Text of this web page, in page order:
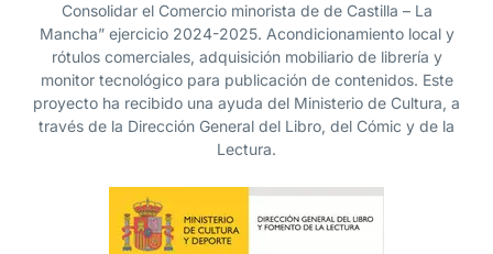
Consolidar el Comercio minorista de de Castilla – La
Mancha” ejercicio 2024-2025. Acondicionamiento local y
rótulos comerciales, adquisición mobiliario de librería y
monitor tecnológico para publicación de contenidos. Este
proyecto ha recibido una ayuda del Ministerio de Cultura, a
través de la Dirección General del Libro, del Cómic y de la
Lectura.